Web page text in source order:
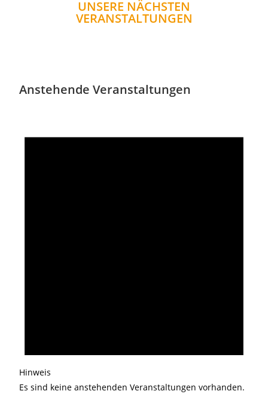
UNSERE NÄCHSTEN
VERANSTALTUNGEN
Anstehende Veranstaltungen
Hinweis
Es sind keine anstehenden Veranstaltungen vorhanden.